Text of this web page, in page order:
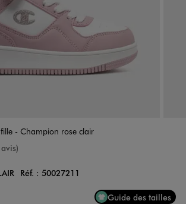
- Champion rose clair
Réf. : 50027211
Guide des tailles